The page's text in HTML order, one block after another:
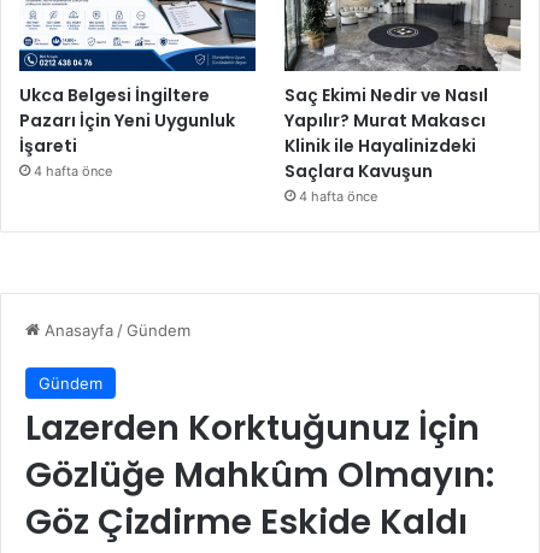
m
B
a
ş
l
a
t
o
Ukca Belgesi İngiltere
Pazarı İçin Yeni Uygunluk
İşareti
4 hafta önce
Saç Ekimi Nedir ve Nasıl
Yapılır? Murat Makascı
Klinik ile Hayalinizdeki
Saçlara Kavuşun
4 hafta önce